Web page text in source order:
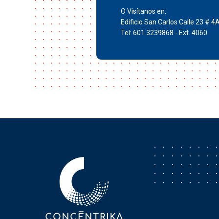
O Visítanos en:
Edificio San Carlos Calle 23 #
Tel: 601 3239868 - Ext. 4060